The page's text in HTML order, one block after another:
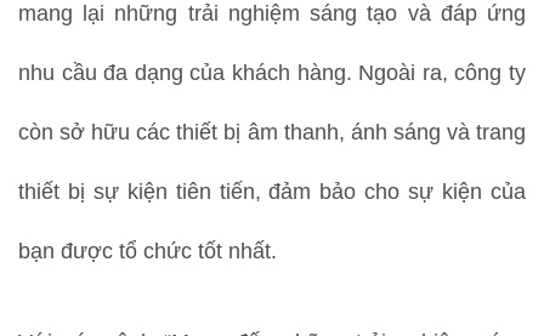
mang lại những trải nghiệm sáng tạo và đáp ứng
nhu cầu đa dạng của khách hàng. Ngoài ra, công ty
còn sở hữu các thiết bị âm thanh, ánh sáng và trang
thiết bị sự kiện tiên tiến, đảm bảo cho sự kiện của
bạn được tổ chức tốt nhất.